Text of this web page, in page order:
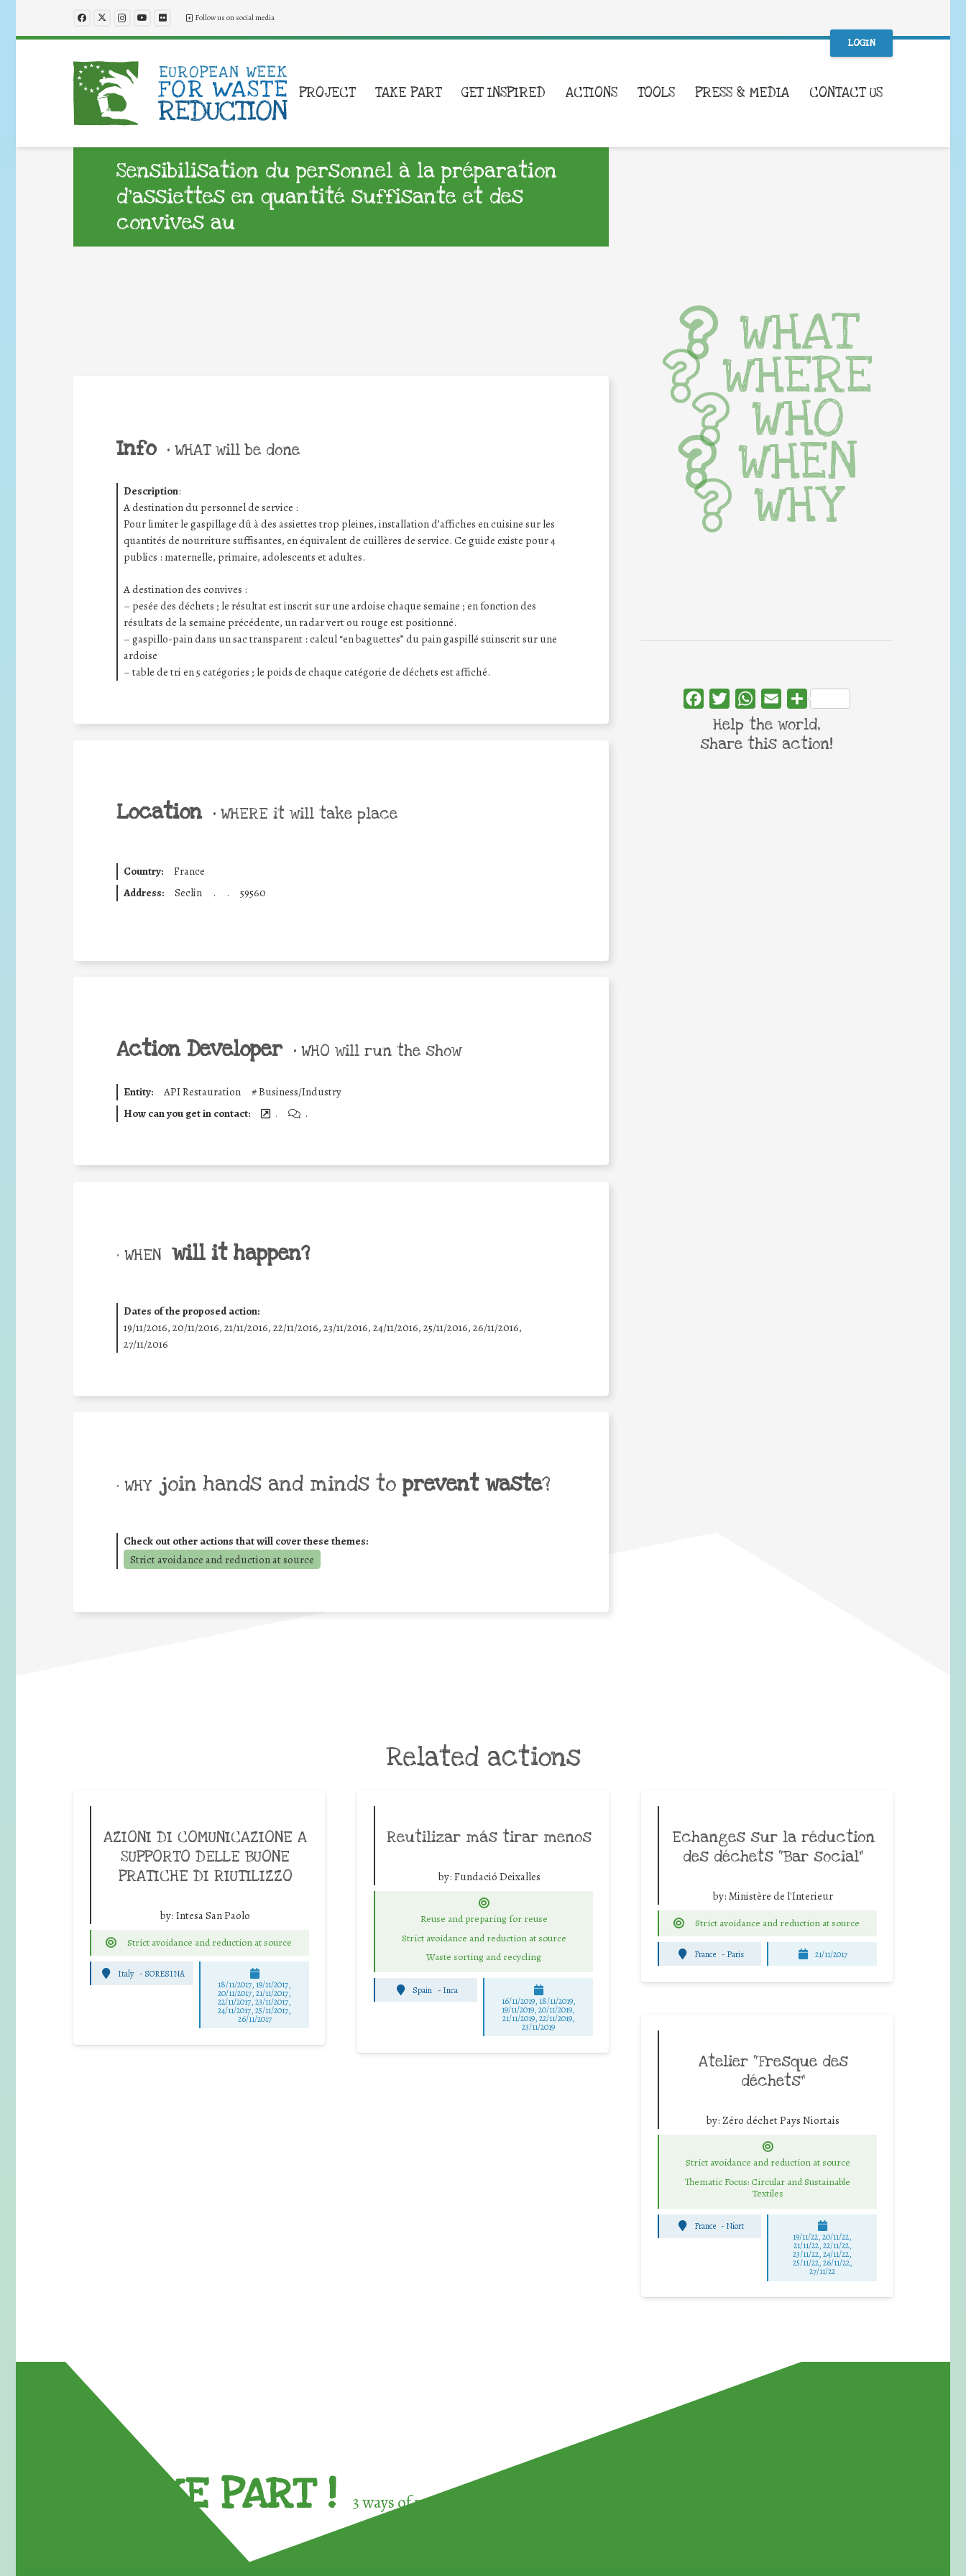
Follow us on social media
LOGIN
PROJECT TAKE PART GET INSPIRED ACTIONS TOOLS PRESS & MEDIA CONTACT US
Sensibilisation du personnel à la préparation
d’assiettes en quantité suffisante et des
convives au
Info • WHAT will be done
Description:
A destination du personnel de service :
Pour limiter le gaspillage dû à des assiettes trop pleines, installation d’affiches en cuisine sur les
quantités de nourriture suffisantes, en équivalent de cuillères de service. Ce guide existe pour 4
publics : maternelle, primaire, adolescents et adultes.
A destination des convives :
– pesée des déchets ; le résultat est inscrit sur une ardoise chaque semaine ; en fonction des
résultats de la semaine précédente, un radar vert ou rouge est positionné.
– gaspillo-pain dans un sac transparent : calcul “en baguettes” du pain gaspillé suinscrit sur une
ardoise
– table de tri en 5 catégories ; le poids de chaque catégorie de déchets est affiché.
Location • WHERE it will take place
Country:
France
Address:
Seclin . . 59560
Action Developer • WHO will run the show
Entity: API Restauration #Business/Industry
How can you get in contact:
. .
• WHEN will it happen?
Dates of the proposed action:
19/11/2016, 20/11/2016, 21/11/2016, 22/11/2016, 23/11/2016, 24/11/2016, 25/11/2016, 26/11/2016,
27/11/2016
• WHY join hands and minds to prevent waste?
Check out other actions that will cover these themes:
Strict avoidance and reduction at source
WHAT
WHERE
WHO
WHEN
WHY
FacebookTwitterWhatsApp
Email Share
Help the world,
share this action!
Related actions
AZIONI DI COMUNICAZIONE A
SUPPORTO DELLE BUONE
PRATICHE DI RIUTILIZZO
by: Intesa San Paolo
Strict avoidance and reduction at source
Italy - SORESINA
18/11/2017, 19/11/2017,
20/11/2017, 21/11/2017,
22/11/2017, 23/11/2017,
24/11/2017, 25/11/2017,
26/11/2017
Reutilizar más tirar menos
by: Fundació Deixalles
Reuse and preparing for reuse
Strict avoidance and reduction at source
Waste sorting and recycling
Spain - Inca
16/11/2019, 18/11/2019,
19/11/2019, 20/11/2019,
21/11/2019, 22/11/2019,
23/11/2019
Echanges sur la réduction
des déchets “Bar social”
by: Ministère de l'Interieur
Strict avoidance and reduction at source
France - Paris 21/11/2017
Atelier “Fresque des
déchets”
by: Zéro déchet Pays Niortais
Strict avoidance and reduction at source
Thematic Focus: Circular and Sustainable
Textiles
France - Niort
19/11/22, 20/11/22,
21/11/22, 22/11/22,
23/11/22, 24/11/22,
25/11/22, 26/11/22,
27/11/22
TAKE PART ! 3 ways of participating in the